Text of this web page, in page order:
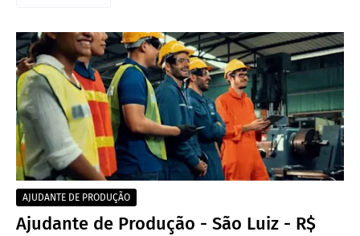
AJUDANTE DE PRODUÇÃO
Ajudante de Produção - São Luiz - R$